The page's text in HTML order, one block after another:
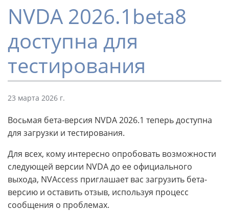
NVDA 2026.1beta8
доступна для
тестирования
23 марта 2026 г.
Восьмая бета-версия NVDA 2026.1 теперь доступна
для загрузки и тестирования.
Для всех, кому интересно опробовать возможности
следующей версии NVDA до ее официального
выхода, NVAccess приглашает вас загрузить бета-
версию и оставить отзыв, используя процесс
сообщения о проблемах.